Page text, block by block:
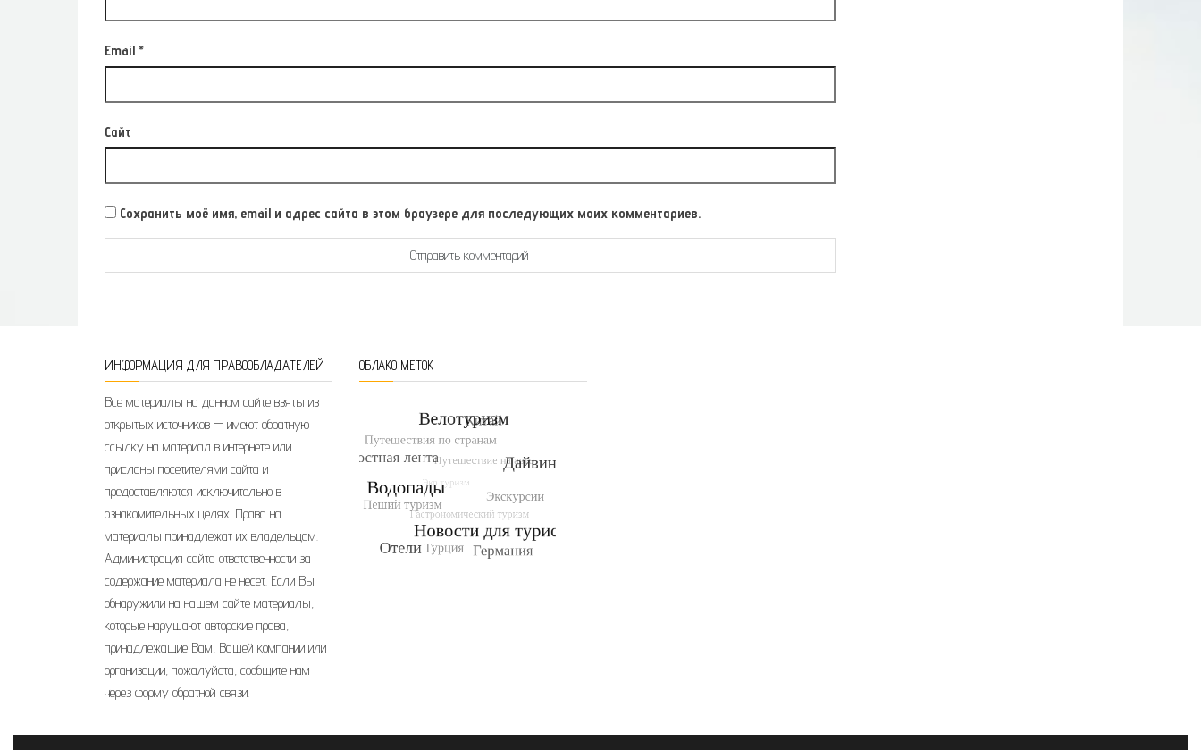
Email *
Сайт
Сохранить моё имя, email и адрес сайта в этом браузере для последующих моих комментариев.
ИНФОРМАЦИЯ ДЛЯ ПРАВООБЛАДАТЕЛЕЙ
Все материалы на данном сайте взяты из
открытых источников — имеют обратную
ссылку на материал в интернете или
присланы посетителями сайта и
предоставляются исключительно в
ознакомительных целях. Права на
материалы принадлежат их владельцам.
Администрация сайта ответственности за
содержание материала не несет. Если Вы
обнаружили на нашем сайте материалы,
которые нарушают авторские права,
принадлежащие Вам, Вашей компании или
организации, пожалуйста, сообщите нам
через форму обратной связи.
ОБЛАКО МЕТОК